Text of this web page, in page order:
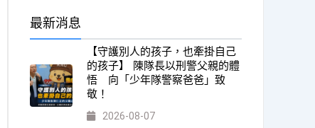
最新消息
【守護別人的孩子，也牽掛自己
的孩子】 陳隊長以刑警父親的體
悟 向「少年隊警察爸爸」致
敬！
2026-08-07